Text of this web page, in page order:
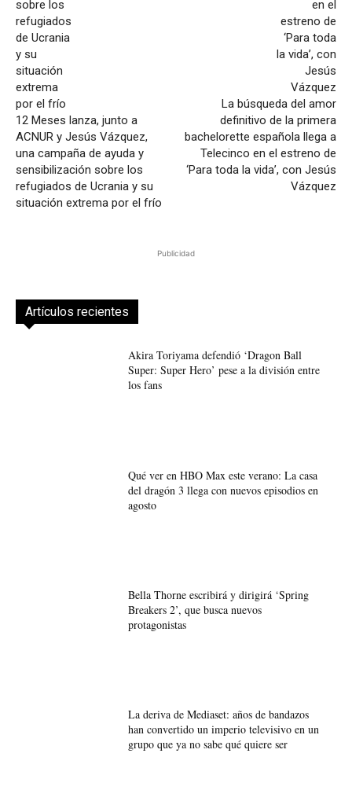
12 Meses lanza, junto a
ACNUR y Jesús Vázquez,
una campaña de ayuda y
sensibilización sobre los
refugiados de Ucrania y su
situación extrema por el frío
La búsqueda del amor
definitivo de la primera
bachelorette española llega a
Telecinco en el estreno de
‘Para toda la vida’, con Jesús
Vázquez
Publicidad
Artículos recientes
Akira Toriyama defendió ‘Dragon Ball
Super: Super Hero’ pese a la división entre
los fans
Qué ver en HBO Max este verano: La casa
del dragón 3 llega con nuevos episodios en
agosto
Bella Thorne escribirá y dirigirá ‘Spring
Breakers 2’, que busca nuevos
protagonistas
La deriva de Mediaset: años de bandazos
han convertido un imperio televisivo en un
grupo que ya no sabe qué quiere ser